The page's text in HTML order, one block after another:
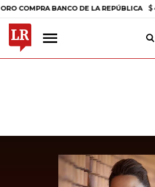
BANCO DE LA REPÚBLICA $